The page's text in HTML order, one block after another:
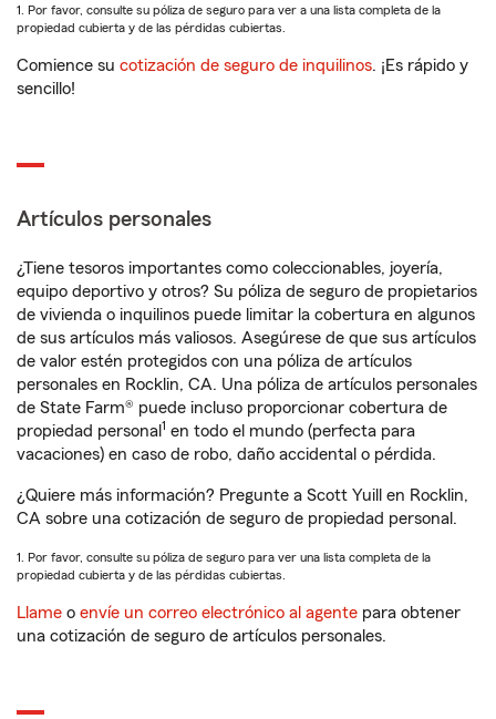
1. Por favor, consulte su póliza de seguro para ver a una lista completa de la
propiedad cubierta y de las pérdidas cubiertas.
Comience su cotización de seguro de inquilinos. ¡Es rápido y
sencillo!
Artículos personales
¿Tiene tesoros importantes como coleccionables, joyería,
equipo deportivo y otros? Su póliza de seguro de propietarios
de vivienda o inquilinos puede limitar la cobertura en algunos
de sus artículos más valiosos. Asegúrese de que sus artículos
de valor estén protegidos con una póliza de artículos
personales en Rocklin, CA. Una póliza de artículos personales
de State Farm® puede incluso proporcionar cobertura de
propiedad personal 1 en todo el mundo (perfecta para
vacaciones) en caso de robo, daño accidental o pérdida.
¿Quiere más información? Pregunte a Scott Yuill en Rocklin,
CA sobre una cotización de seguro de propiedad personal.
1. Por favor, consulte su póliza de seguro para ver una lista completa de la
propiedad cubierta y de las pérdidas cubiertas.
Llame o envíe un correo electrónico al agente para obtener
una cotización de seguro de artículos personales.